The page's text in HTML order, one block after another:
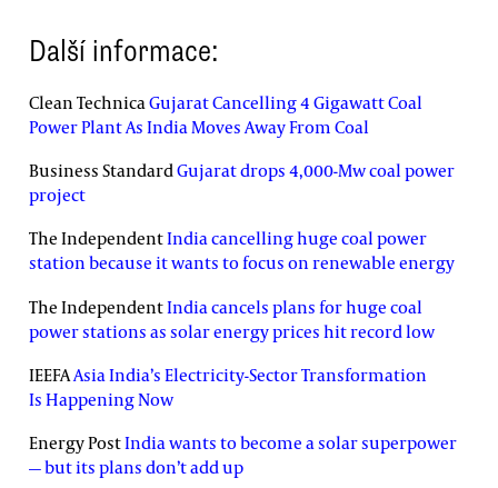
Další informace:
Clean Technica Gujarat Cancelling 4 Gigawatt Coal
Power Plant As India Moves Away From Coal
Business Standard Gujarat drops 4,000-Mw coal power
project
The IndependentIndia cancelling huge coal power
station because it wants to focus on renewable energy
The IndependentIndia cancels plans for huge coal
power stations as solar energy prices hit record low
IEEFAAsia India’s Electricity-Sector Transformation
Is Happening Now
Energy PostIndia wants to become a solar superpower
— but its plans don’t add up